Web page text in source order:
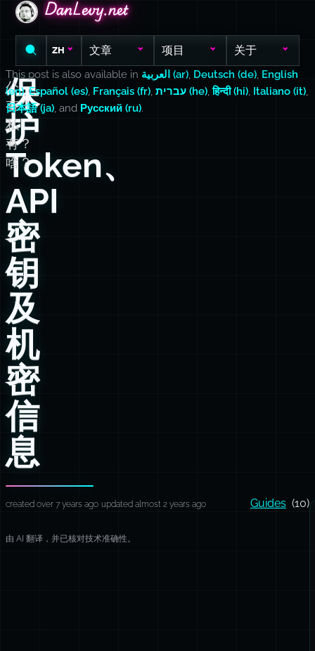
DanLevy.net
DanLevy.net
DanLevy.net
ZH 文章 项目 关于
保
护
Token、
API
密
钥
及
机
密
信
息
公
有？
私
有？
啥？
This post is also available in العربية (ar), Deutsch (de), English
(en),Español (es), Français (fr), עברית (he),हिन्दी (hi), Italiano (it),
日本語 (ja), and Русский (ru).
created over 7 years ago updated almost 2 years ago Guides (10)
由 AI 翻译，并已核对技术准确性。